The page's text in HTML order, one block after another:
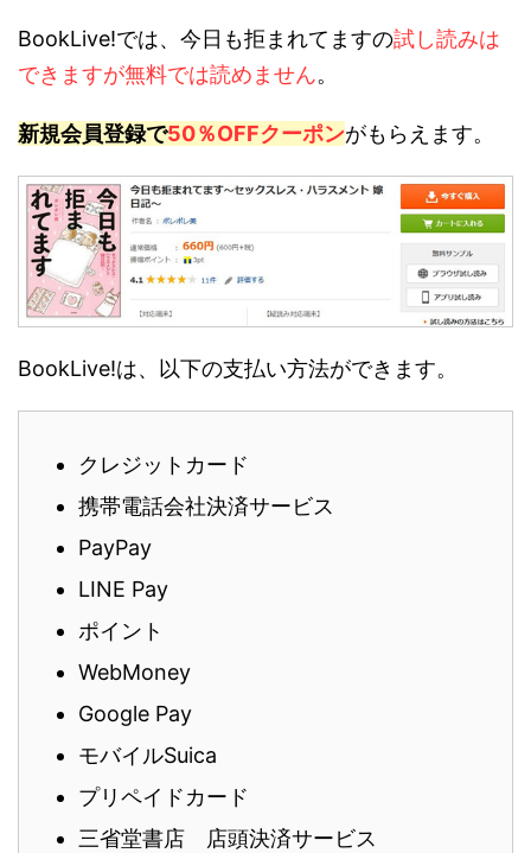
BookLive!では、今日も拒まれてますの試し読みは
できますが無料では読めません。
新規会員登録で50％OFFクーポンがもらえます。
BookLive!は、以下の支払い方法ができます。
クレジットカード
携帯電話会社決済サービス
PayPay
LINE Pay
ポイント
WebMoney
Google Pay
モバイルSuica
プリペイドカード
三省堂書店 店頭決済サービス